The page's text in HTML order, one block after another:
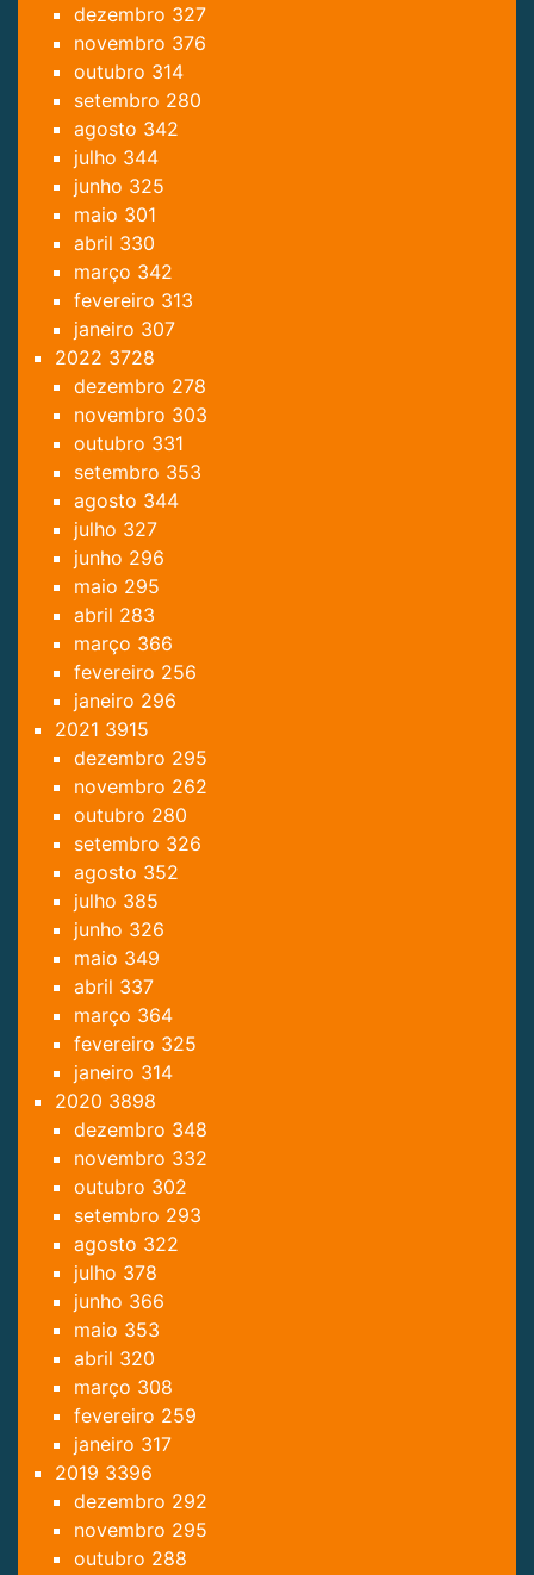
dezembro 327
novembro 376
outubro 314
setembro 280
agosto 342
julho 344
junho 325
maio 301
abril 330
março 342
fevereiro 313
janeiro 307
2022 3728
dezembro 278
novembro 303
outubro 331
setembro 353
agosto 344
julho 327
junho 296
maio 295
abril 283
março 366
fevereiro 256
janeiro 296
2021 3915
dezembro 295
novembro 262
outubro 280
setembro 326
agosto 352
julho 385
junho 326
maio 349
abril 337
março 364
fevereiro 325
janeiro 314
2020 3898
dezembro 348
novembro 332
outubro 302
setembro 293
agosto 322
julho 378
junho 366
maio 353
abril 320
março 308
fevereiro 259
janeiro 317
2019 3396
dezembro 292
novembro 295
outubro 288